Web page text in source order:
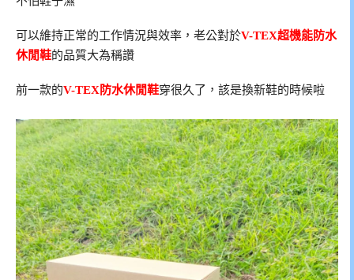
可以維持正常的工作情況與效率，老公對於V-TEX超機能防水
休閒鞋的品質大為稱讚
前一款的V-TEX防水休閒鞋穿很久了，該是換新鞋的時候啦